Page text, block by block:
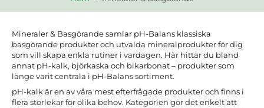
Mineraler & Basgörande samlar pH-Balans klassiska
basgörande produkter och utvalda mineralprodukter för dig
som vill skapa enkla rutiner i vardagen. Här hittar du bland
annat pH-kalk, björkaska och bikarbonat – produkter som
länge varit centrala i pH-Balans sortiment.
pH-kalk är en av våra mest efterfrågade produkter och finns i
flera storlekar för olika behov. Kategorien gör det enkelt att